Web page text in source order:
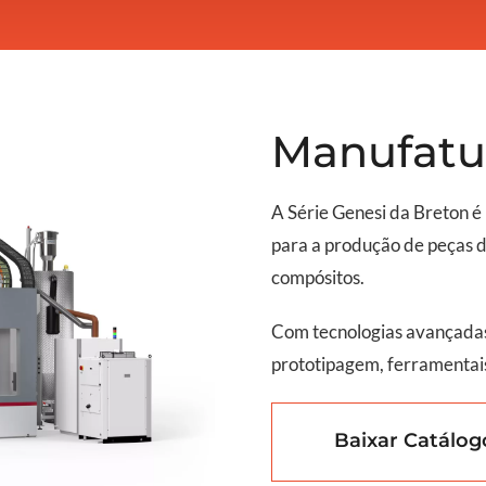
A Série Genesi da Breton
para a produção de peças
compósitos.
Com tecnologias
prototipagem,
Baixar